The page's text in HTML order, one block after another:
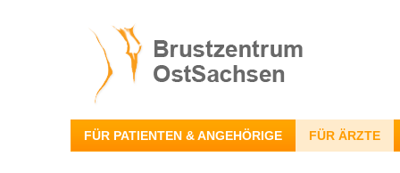
FÜR PATIENTEN & ANGEHÖRIGE FÜR ÄRZTE